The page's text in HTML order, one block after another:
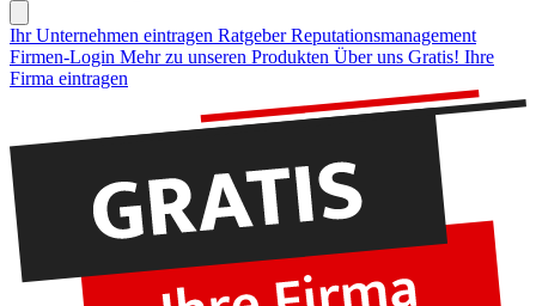
Ihr Unternehmen eintragen Ratgeber Reputationsmanagement
Firmen-Login Mehr zu unseren Produkten Über uns Gratis! Ihre
Firma eintragen